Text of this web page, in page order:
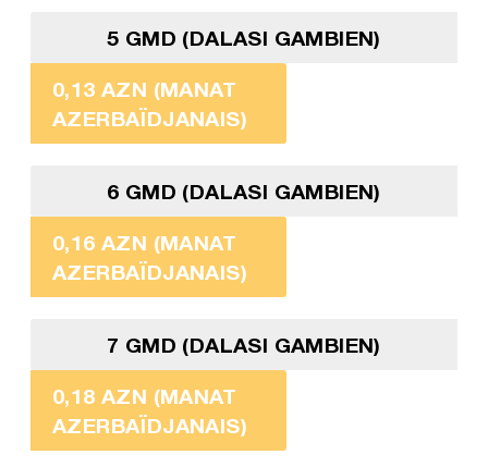
5 GMD (DALASI GAMBIEN)
0,13 AZN (MANAT
AZERBAÏDJANAIS)
6 GMD (DALASI GAMBIEN)
0,16 AZN (MANAT
AZERBAÏDJANAIS)
7 GMD (DALASI GAMBIEN)
0,18 AZN (MANAT
AZERBAÏDJANAIS)